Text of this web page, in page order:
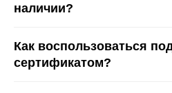
наличии?
Как воспользоваться
сертификатом?